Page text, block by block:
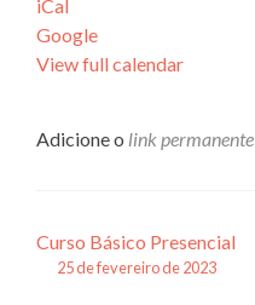
iCal
Google
View full calendar
Adicione o link permanente
Navegação
Curso Básico Presencial
25 de fevereiro de 2023